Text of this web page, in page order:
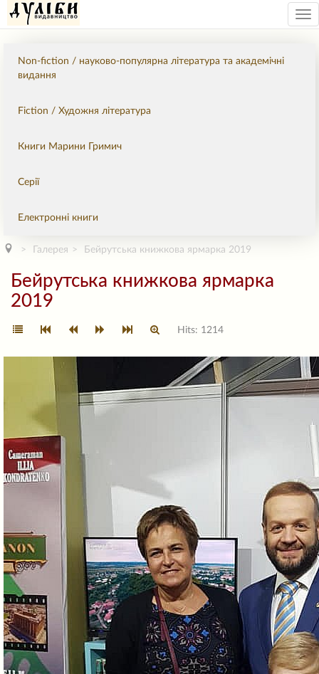
Non-fiction / науково-популярна література та академічні
видання
Fiction / Художня література
Книги Марини Гримич
Серії
Електронні книги
Галерея Бейрутська книжкова ярмарка 2019
Бейрутська книжкова ярмарка
2019
Hits: 1214